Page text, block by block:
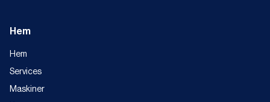
Hem
Hem
Services
Maskiner